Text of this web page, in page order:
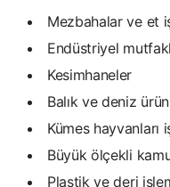
Mezbahalar ve et
Endüstriyel
Kesimhaneler
Balık ve deniz
Kümes hayvanları
Büyük ölçekli
Plastik ve deri